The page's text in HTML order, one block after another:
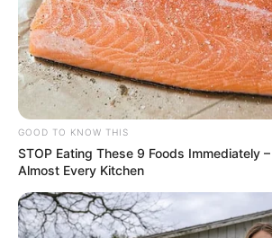
GOOD TO KNOW THIS
STOP Eating These 9 Foods Immediately
Almost Every Kitchen